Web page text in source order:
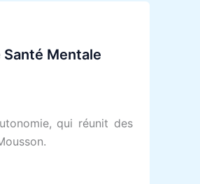
Mentale
qui réunit des